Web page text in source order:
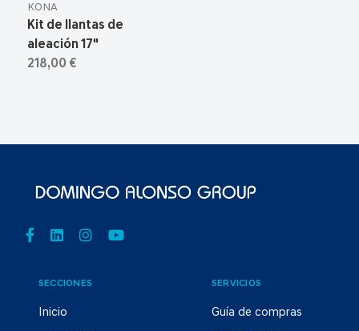
KONA
Kit de llantas de
aleación 17"
218,00 €
SECCIONES
Inicio
SERVICIOS
Guía de compras